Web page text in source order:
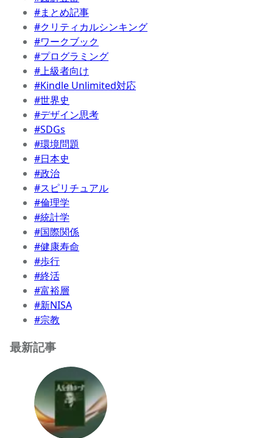
#まとめ記事
#クリティカルシンキング
#ワークブック
#プログラミング
#上級者向け
#Kindle Unlimited対応
#世界史
#デザイン思考
#SDGs
#環境問題
#日本史
#政治
#スピリチュアル
#倫理学
#統計学
#国際関係
#健康寿命
#歩行
#終活
#富裕層
#新NISA
#宗教
最新記事